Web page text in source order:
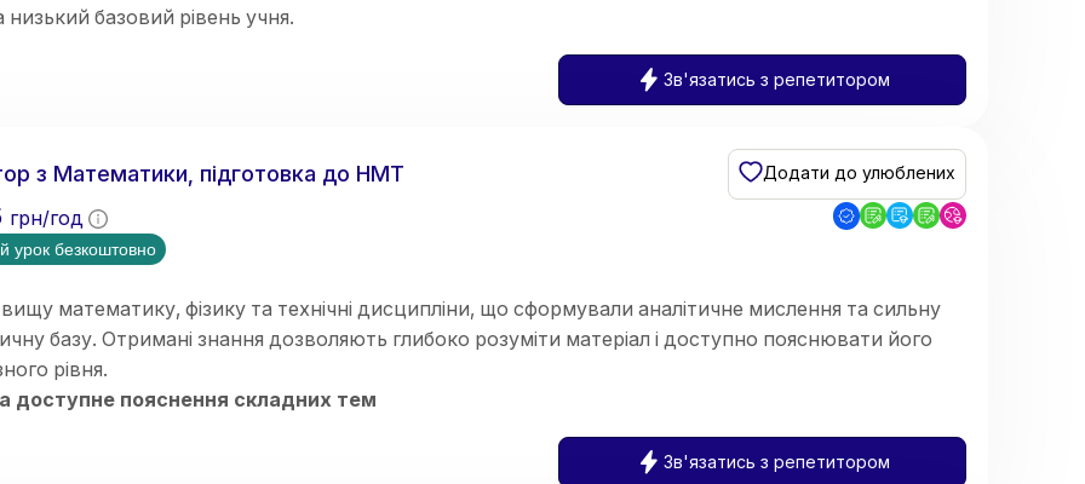
низький базовий рівень учня.
Зв'язатись з репетитором
з Математики, підготовка до НМТ Додати до улюблених
грн/год
урок безкоштовно
математику, фізику та технічні дисципліни, що сформували аналітичне мислення та сильну
базу. Отримані знання дозволяють глибоко розуміти матеріал і доступно пояснювати його
рівня.
доступне пояснення складних тем
Зв'язатись з репетитором